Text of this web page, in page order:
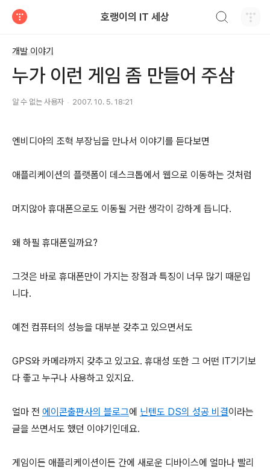
호랭이의 IT 세상
개발 이야기
누가 이런 게임 좀 만들어 주삼
알 수 없는 사용자 2007. 10. 5. 18:21
엔비디아의 조혁 부장님을 만나서 이야기를 듣다보면
애플리케이션의 플랫폼이 데스크톱에서 웹으로 이동하는 것처럼
머지않아 휴대폰으로도 이동될 거란 생각이 강하게 듭니다.
왜 하필 휴대폰일까요?
그것은 바로 휴대폰만이 가지는 장점과 특징이 너무 많기 때문입
니다.
예전 컴퓨터의 성능을 대부분 갖추고 있으면서도
GPS와 카메라까지 갖추고 있고요. 휴대성 또한 그 어떤 IT기기보
다 좋고 누구나 사용하고 있지요.
얼마 전 에이콘출판사의 블로그에 닌텐도 DS의 성공 비결이라는
글을 쓰면서도 했던 이야기인데요.
게임이든 애플리케이션이든 간에 새로운 디바이스에 얼마나 빨리